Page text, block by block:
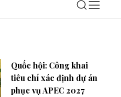
Quốc hội: Công khai
tiêu chí xác định dự án
phục vụ APEC 2027